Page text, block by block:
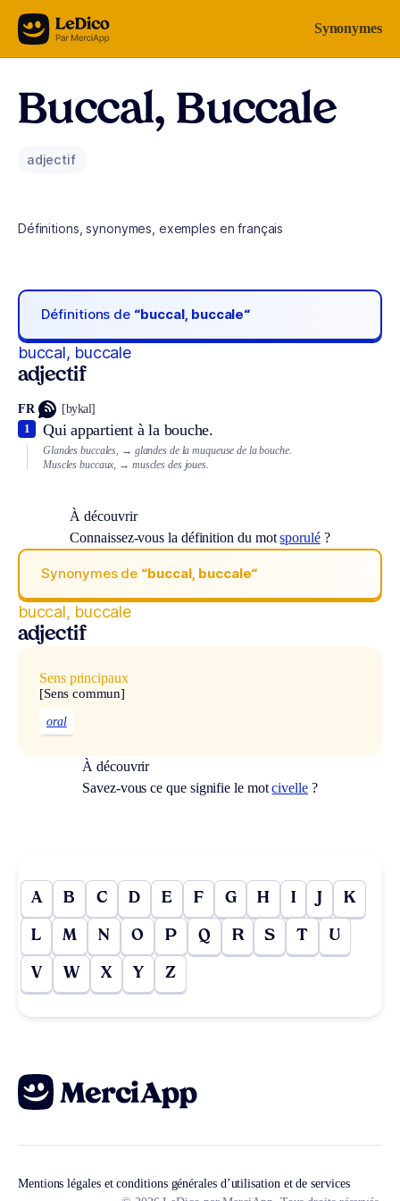
Aller au contenu Synonymes
Buccal, Buccale
adjectif
Définitions, synonymes, exemples en français
Définitions de “buccal, buccale“
buccal, buccale
adjectif
FR [bykal]
Qui appartient à la bouche.
1
Glandes buccales, → glandes de la muqueuse de la bouche.
Muscles buccaux, → muscles des joues.
À découvrir
Connaissez-vous la définition du motsporulé?
Synonymes de “buccal, buccale“
buccal, buccale
adjectif
Sens principaux
[Sens commun]
oral
À découvrir
Savez-vous ce que signifie le motcivelle?
A B C D E F G H I J K
L M N O P Q R S T U
V W X Y Z
Mentions légales et conditions générales d’utilisation et de services